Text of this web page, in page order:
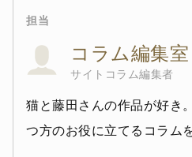
担当
コラム編集
サイトコラム編集者
猫と藤田さんの作品が好き
つ方のお役に立てるコラム